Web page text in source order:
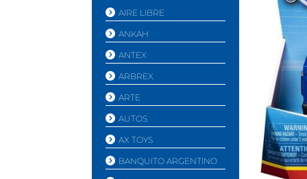
AIRE LIBRE
ANKAH
ANTEX
ARBREX
ARTE
AUTOS
AX TOYS
BANQUITO ARGENTINO